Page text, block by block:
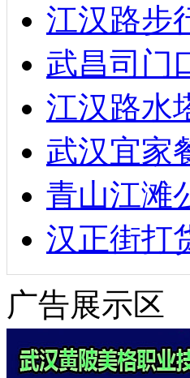
江汉路步
武昌司门
江汉路水
武汉宜家
青山江滩
汉正街打
广告展示区